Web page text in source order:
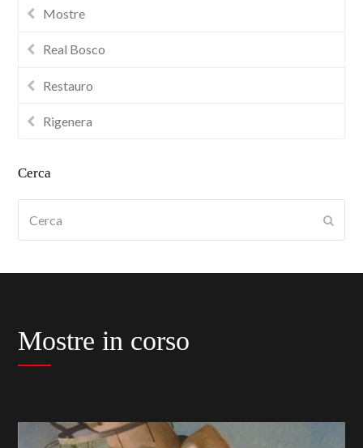
Mostre
Real Bosco
Restauro
Rigenera
Cerca
Mostre in corso